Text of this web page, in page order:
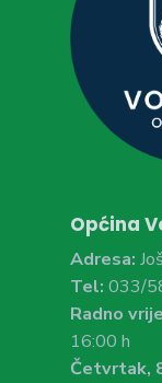
Općina
Adresa:
Tel: 033/
Radno
16:00 h
Četvrtak,